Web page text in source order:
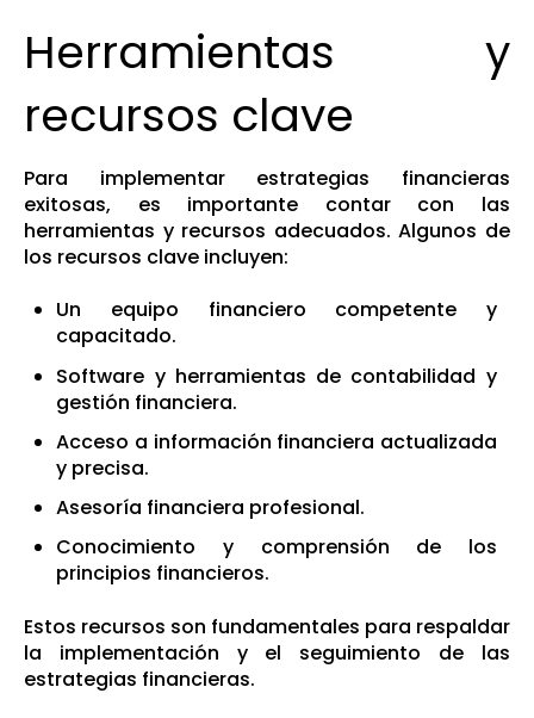
Herramientas y
recursos clave
Para implementar estrategias financieras
exitosas, es importante contar con las
herramientas y recursos adecuados. Algunos de
los recursos clave incluyen:
Un equipo financiero competente y
capacitado.
Software y herramientas de contabilidad y
gestión financiera.
Acceso a información financiera actualizada
y precisa.
Asesoría financiera profesional.
Conocimiento y comprensión de los
principios financieros.
Estos recursos son fundamentales para respaldar
la implementación y el seguimiento de las
estrategias financieras.